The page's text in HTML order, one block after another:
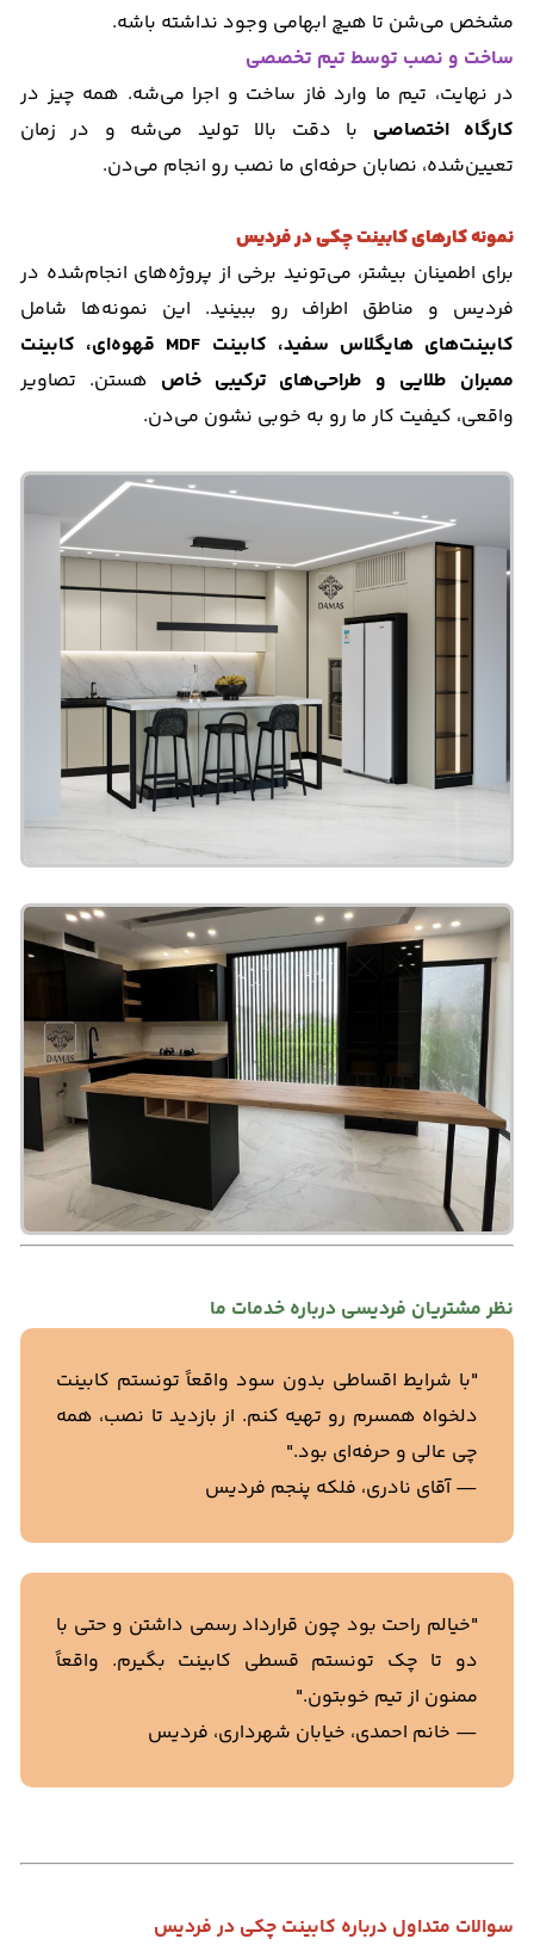
مشخص می‌شن تا هیچ ابهامی وجود نداشته باشه.
ساخت و نصب توسط تیم تخصصی
در نهایت، تیم ما وارد فاز ساخت و اجرا می‌شه. همه چیز در
کارگاه اختصاصی با دقت بالا تولید می‌شه و در زمان
تعیین‌شده، نصابان حرفه‌ای ما نصب رو انجام می‌دن.
نمونه کارهای کابینت چکی در فردیس
برای اطمینان بیشتر، می‌تونید برخی از پروژه‌های انجام‌شده در
فردیس و مناطق اطراف رو ببینید. این نمونه‌ها شامل
کابینت‌های هایگلاس سفید، کابینت MDF قهوه‌ای، کابینت
ممبران طلایی و طراحی‌های ترکیبی خاص هستن. تصاویر
واقعی، کیفیت کار ما رو به خوبی نشون می‌دن.
نظر مشتریان فردیسی درباره خدمات ما
"با شرایط اقساطی بدون سود واقعاً تونستم کابینت
دلخواه همسرم رو تهیه کنم. از بازدید تا نصب، همه
چی عالی و حرفه‌ای بود."
— آقای نادری، فلکه پنجم فردیس
"خیالم راحت بود چون قرارداد رسمی داشتن و حتی با
دو تا چک تونستم قسطی کابینت بگیرم. واقعاً
ممنون از تیم خوبتون."
— خانم احمدی، خیابان شهرداری، فردیس
سوالات متداول درباره کابینت چکی در فردیس